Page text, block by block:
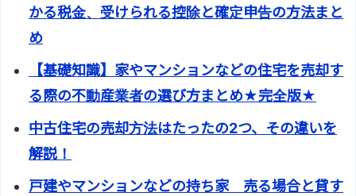
かる税金、受けられる控除と確定申告の方法まと
め
【基礎知識】家やマンションなどの住宅を売却す
る際の不動産業者の選び方まとめ★完全版★
中古住宅の売却方法はたったの2つ、その違いを
解説！
戸建やマンションなどの持ち家 売る場合と貸す